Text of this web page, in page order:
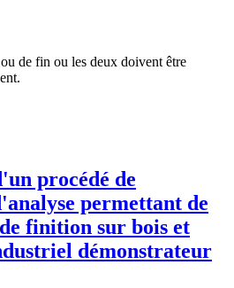
de fin ou les deux doivent être
procédé de
permettant de
finition sur bois et
démonstrateur